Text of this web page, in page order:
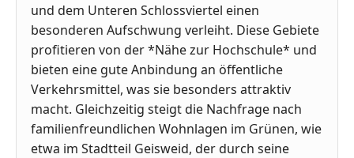
und dem Unteren Schlossviertel einen
besonderen Aufschwung verleiht. Diese Gebiete
profitieren von der *Nähe zur Hochschule* und
bieten eine gute Anbindung an öffentliche
Verkehrsmittel, was sie besonders attraktiv
macht. Gleichzeitig steigt die Nachfrage nach
familienfreundlichen Wohnlagen im Grünen, wie
etwa im Stadtteil Geisweid, der durch seine